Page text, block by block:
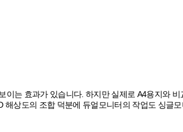
는 효과가 있습니다. 하지만 실제로 A4용지와
상도의 조합 덕분에 듀얼모니터의 작업도 싱글